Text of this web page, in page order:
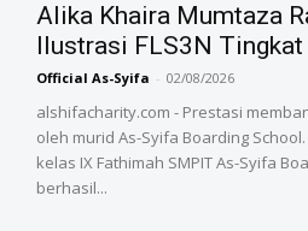
Alika Khaira Mumtaza
Ilustrasi FLS3N Tingkat
Official As-Syifa - 02/08/2026
alshifacharity.com - Prestasi
oleh murid As-Syifa Boarding
kelas IX Fathimah SMPIT As-Syifa
berhasil...